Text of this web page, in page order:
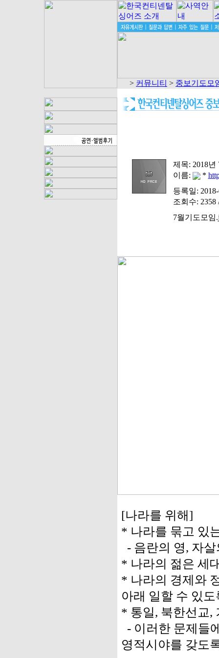
> 커뮤니티 > 중보기도모
제목: 2018
이름:
*
등록일:
조회수: 2358
7월기도모임
[나라를 위해]
* 나라를 묶고 있
- 음란의 영, 자
* 나라의 젊은 세
* 나라의 경제와
아래 일할 수 있도
* 통일, 북한선교,
- 이러한 문제들
영적시야를 갖도